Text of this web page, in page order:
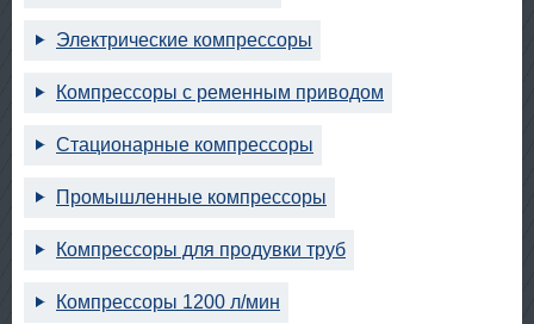
Электрические компрессоры
Компрессоры с ременным приводом
Стационарные компрессоры
Промышленные компрессоры
Компрессоры для продувки труб
Компрессоры 1200 л/мин